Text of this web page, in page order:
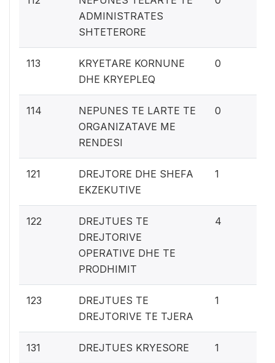
ADMINISTRATES
SHTETERORE
113
KRYETARE KORNUNE
DHE KRYEPLEQ
0
114
NEPUNES TE LARTE TE
ORGANIZATAVE ME
RENDESI
0
121
DREJTORE DHE SHEFA
EKZEKUTIVE
1
122
DREJTUES TE
DREJTORIVE
OPERATIVE DHE TE
PRODHIMIT
4
123
DREJTUES TE
DREJTORIVE TE TJERA
1
131 DREJTUES KRYESORE 1